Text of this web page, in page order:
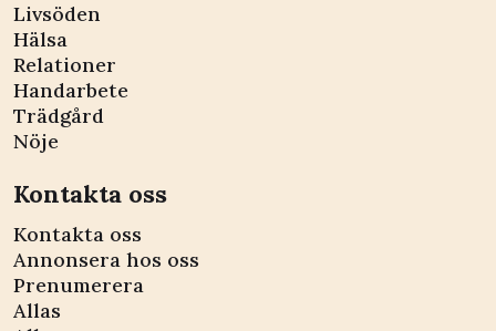
Livsöden
Hälsa
Relationer
Handarbete
Trädgård
Nöje
Kontakta oss
Kontakta oss
Annonsera hos oss
Prenumerera
Allas